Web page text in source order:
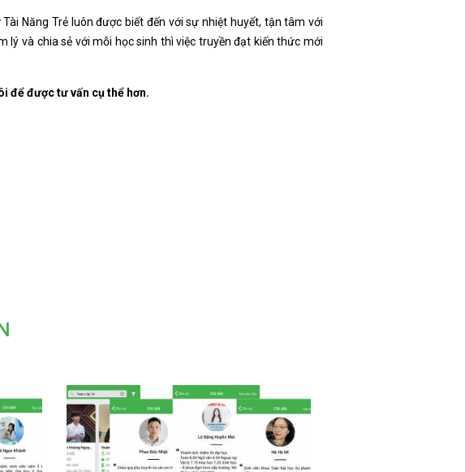
Năng Trẻ luôn được biết đến với sự nhiệt huyết, tận tâm với
và chia sẻ với mỗi học sinh thì việc truyền đạt kiến thức mới
để được tư vấn cụ thể hơn.